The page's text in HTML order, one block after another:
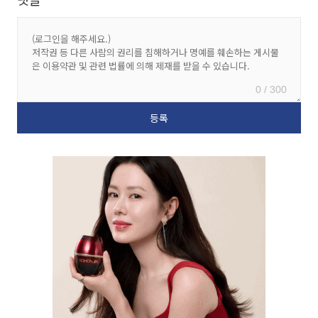
0 / 300